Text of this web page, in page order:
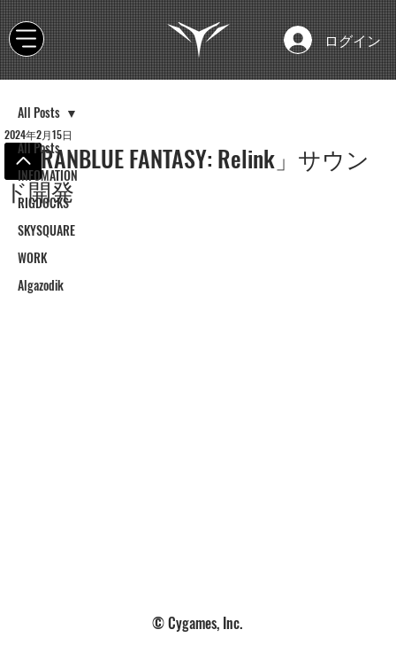
ログイン
All Posts
INFOMATION
RIGDOCKS
SKYSQUARE
WORK
Algazodik
All Posts
「GRANBLUE FANTASY: Relink」サウン
ド開発
2024年2月15日
© Cygames, Inc.